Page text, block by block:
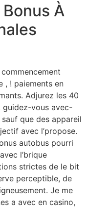
À
, ! paiements en
Adjurez les 40
guidez-vous avec-
que des appareil
avec l’propose.
autobus pourri
l’brique
strictes de le bit
perceptible, de
Je me
a avec en casino,